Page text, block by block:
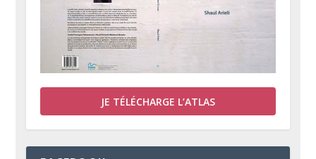
JE TÉLÉCHARGE L’ATLAS